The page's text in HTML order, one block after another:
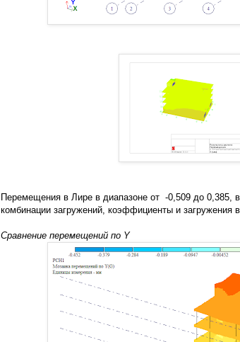
Перемещения в Лире в диапазоне от -0,509 до 0,385,
комбинации загружений, коэффициенты и загружения
Сравнение перемещений по Y